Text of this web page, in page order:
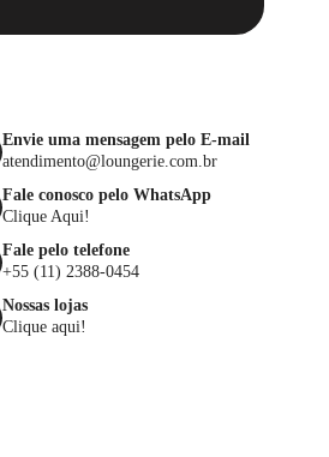
Envie uma mensagem pelo E-mail
atendimento@loungerie.com.br
Fale conosco pelo WhatsApp
Clique Aqui!
Fale pelo telefone
+55 (11) 2388-0454
Nossas lojas
Clique aqui!